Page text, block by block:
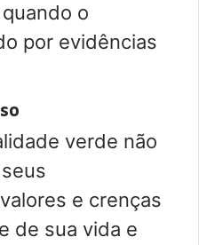
o
por evidências
verde não
e crenças
de sua vida e